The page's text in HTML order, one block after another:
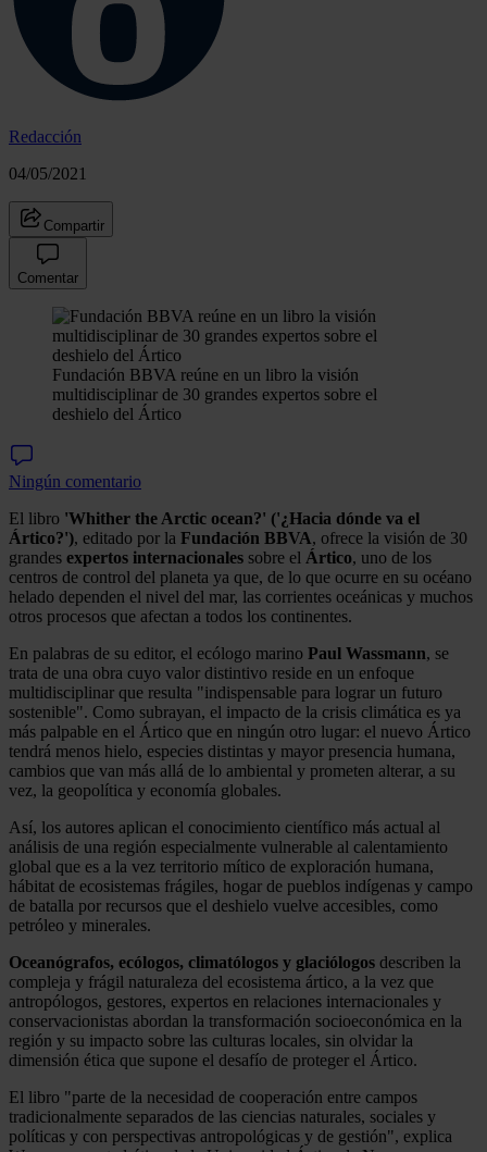
Redacción
04/05/2021
Compartir
Comentar
Fundación BBVA reúne en un libro la visión
multidisciplinar de 30 grandes expertos sobre el
deshielo del Ártico
Ningún comentario
El libro 'Whither the Arctic ocean?' ('¿Hacia dónde va el
Ártico?'), editado por la Fundación BBVA, ofrece la visión de 30
grandes expertos internacionales sobre el Ártico, uno de los
centros de control del planeta ya que, de lo que ocurre en su océano
helado dependen el nivel del mar, las corrientes oceánicas y muchos
otros procesos que afectan a todos los continentes.
En palabras de su editor, el ecólogo marino Paul Wassmann, se
trata de una obra cuyo valor distintivo reside en un enfoque
multidisciplinar que resulta "indispensable para lograr un futuro
sostenible". Como subrayan, el impacto de la crisis climática es ya
más palpable en el Ártico que en ningún otro lugar: el nuevo Ártico
tendrá menos hielo, especies distintas y mayor presencia humana,
cambios que van más allá de lo ambiental y prometen alterar, a su
vez, la geopolítica y economía globales.
Así, los autores aplican el conocimiento científico más actual al
análisis de una región especialmente vulnerable al calentamiento
global que es a la vez territorio mítico de exploración humana,
hábitat de ecosistemas frágiles, hogar de pueblos indígenas y campo
de batalla por recursos que el deshielo vuelve accesibles, como
petróleo y minerales.
Oceanógrafos, ecólogos, climatólogos y glaciólogos describen la
compleja y frágil naturaleza del ecosistema ártico, a la vez que
antropólogos, gestores, expertos en relaciones internacionales y
conservacionistas abordan la transformación socioeconómica en la
región y su impacto sobre las culturas locales, sin olvidar la
dimensión ética que supone el desafío de proteger el Ártico.
El libro "parte de la necesidad de cooperación entre campos
tradicionalmente separados de las ciencias naturales, sociales y
políticas y con perspectivas antropológicas y de gestión", explica